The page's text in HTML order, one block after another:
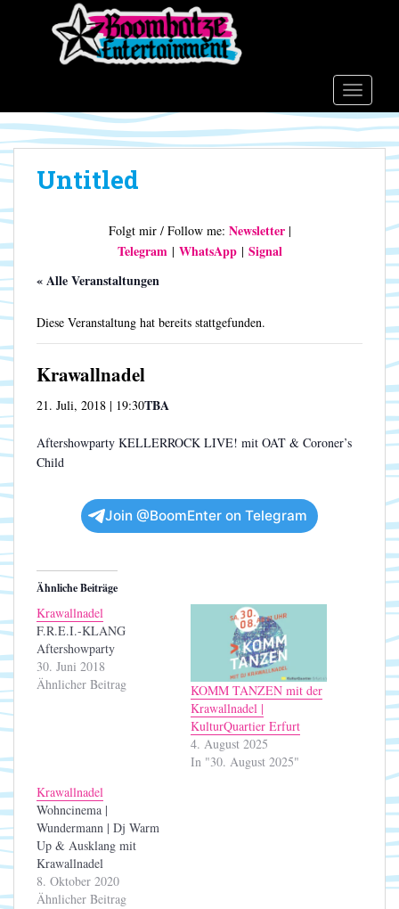
o
m
a
c
t
e
n
Untitled
Folgt mir / Follow me: Newsletter|
Telegram| WhatsApp| Signal
« Alle Veranstaltungen
Diese Veranstaltung hat bereits stattgefunden.
Krawallnadel
21. Juli, 2018 | 19:30TBA
Aftershowparty KELLERROCK LIVE! mit OAT & Coroner’s
Child
Join @BoomEnter on Telegram
Ähnliche Beiträge
Krawallnadel
F.R.E.I.-KLANG
Aftershowparty
30. Juni 2018
Ähnlicher Beitrag
KOMM TANZEN mit der
Krawallnadel |
KulturQuartier Erfurt
4. August 2025
In "30. August 2025"
Krawallnadel
Wohncinema |
Wundermann | Dj Warm
Up & Ausklang mit
Krawallnadel
8. Oktober 2020
Ähnlicher Beitrag